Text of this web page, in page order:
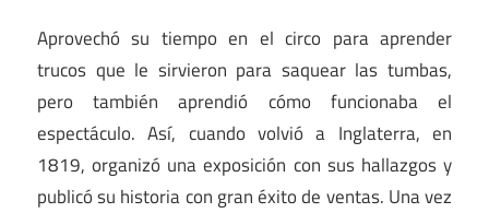
Aprovechó su tiempo en el circo para aprender
trucos que le sirvieron para saquear las tumbas,
pero también aprendió cómo funcionaba el
espectáculo. Así, cuando volvió a Inglaterra, en
1819, organizó una exposición con sus hallazgos y
publicó su historia con gran éxito de ventas. Una vez